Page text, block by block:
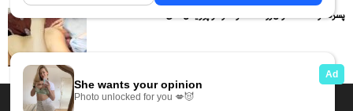
پسره دوست دخترش رو لخت کرده و در پوزیشن های مختلف...